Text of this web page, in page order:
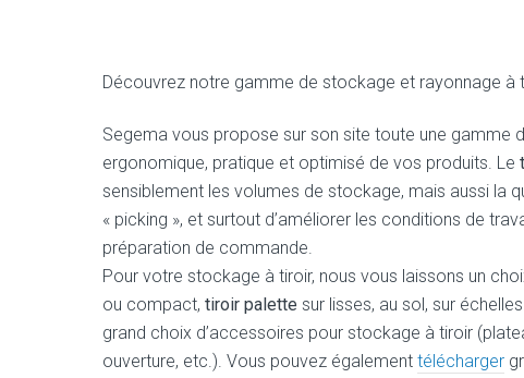
Découvrez notre gamme de stockage et rayonnage à
Segema vous propose sur son site toute une gamme
ergonomique, pratique et optimisé de vos produits. Le
sensiblement les volumes de stockage, mais aussi la
« picking », et surtout d’améliorer les conditions de
préparation de commande.
Pour votre stockage à tiroir, nous vous laissons un
ou compact,tiroir palette sur lisses, au sol, sur
grand choix d’accessoires pour stockage à tiroir
ouverture, etc.). Vous pouvez égalementtélécharger